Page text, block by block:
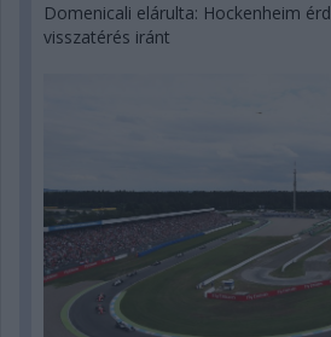
Domenicali elárulta: Hockenheim
visszatérés iránt